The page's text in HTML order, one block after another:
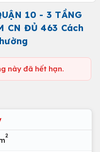
10 - 3 TẦNG
CN ĐỦ 463 Cách
này đã hết hạn.
2